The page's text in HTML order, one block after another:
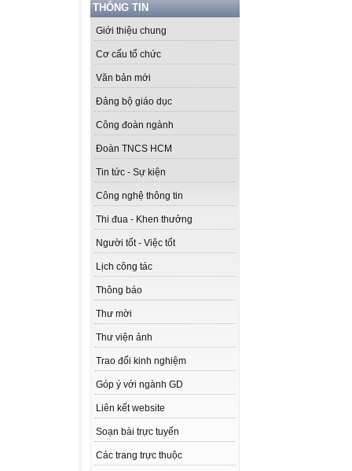
THÔNG TIN
Giới thiệu chung
Cơ cấu tổ chức
Văn bản mới
Đảng bộ giáo dục
Công đoàn ngành
Đoàn TNCS HCM
Tin tức - Sự kiện
Công nghệ thông tin
Thi đua - Khen thưởng
Người tốt - Việc tốt
Lịch công tác
Thông báo
Thư mời
Thư viện ảnh
Trao đổi kinh nghiệm
Góp ý với ngành GD
Liên kết website
Soạn bài trực tuyến
Các trang trực thuộc